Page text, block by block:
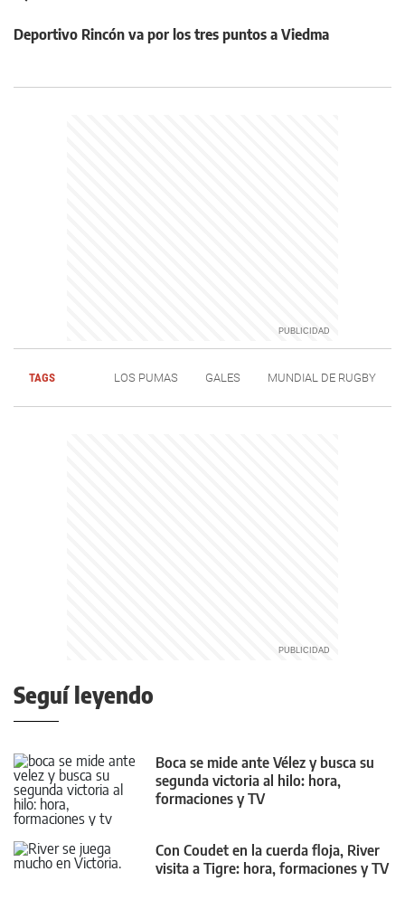
Deportivo Rincón va por los tres puntos a Viedma
TAGS LOS PUMAS GALES MUNDIAL DE RUGBY
Seguí leyendo
Boca se mide ante Vélez y busca su
segunda victoria al hilo: hora,
formaciones y TV
Con Coudet en la cuerda floja, River
visita a Tigre: hora, formaciones y TV